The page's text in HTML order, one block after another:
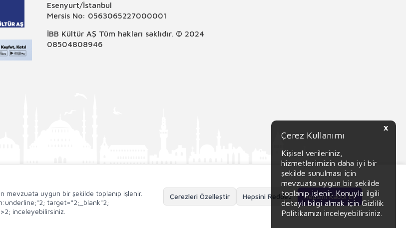
X
Çerez Kullanımı
Kişisel verileriniz,
hizmetlerimizin daha iyi bir
şekilde sunulması için
mevzuata uygun bir şekilde
toplanıp işlenir. Konuyla ilgili
detaylı bilgi almak için Gizlilik
Politikamızı inceleyebilirsiniz.
Esenyurt/İstanbul
Mersis No: 0563065227000001
İBB Kültür AŞ Tüm hakları saklıdır. © 2024
08504808946
mevzuata uygun bir şekilde toplanıp işlenir.
target="2;_blank"2;
inceleyebilirsiniz.
Çerezleri Özelleştir Hepsini Reddet Hepsini Kabul Et